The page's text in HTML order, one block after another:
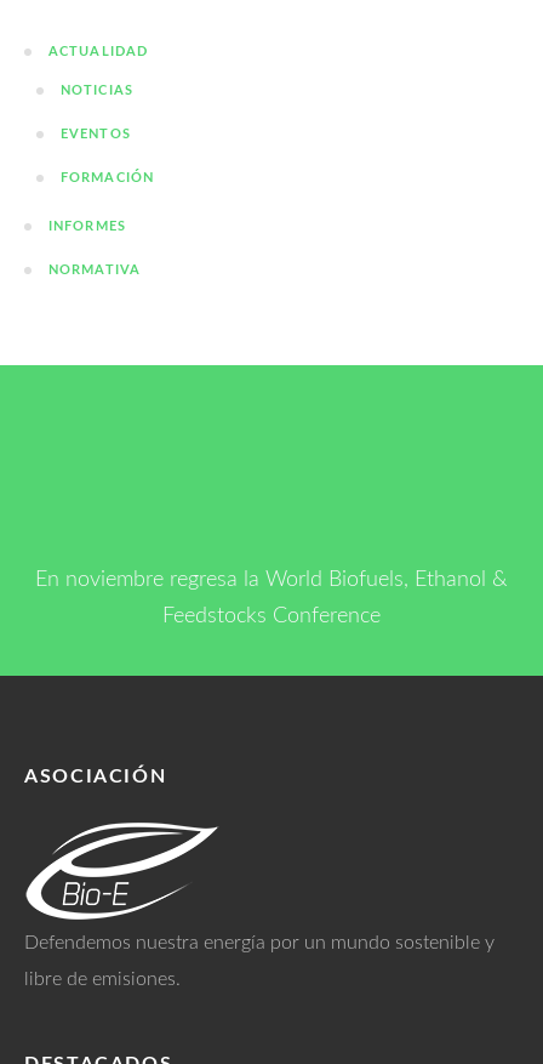
ACTUALIDAD
NOTICIAS
EVENTOS
FORMACIÓN
INFORMES
NORMATIVA
En noviembre regresa la World Biofuels, Ethanol &
Feedstocks Conference
ASOCIACIÓN
Defendemos nuestra energía por un mundo sostenible y
libre de emisiones.